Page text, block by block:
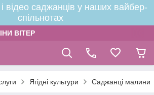
відео саджанців у наших вайбер-
спільнотах
ВІТЕР
Ягідні культури Саджанці малини